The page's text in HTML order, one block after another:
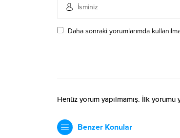
Daha sonraki yorumlarımda
Henüz yorum yapılmamış. İlk yorumu
Benzer Konular